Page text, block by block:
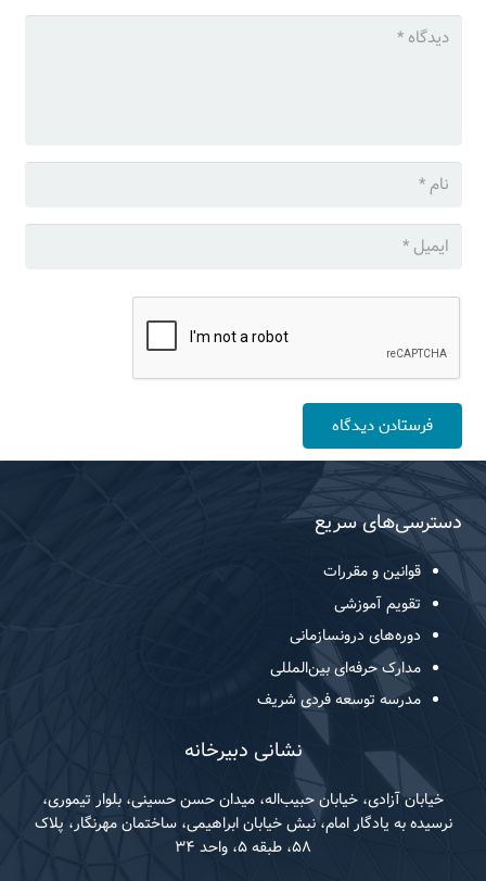
فرستادن دیدگاه
دسترسی‌های سریع
قوانین و مقررات
تقویم آموزشی
دوره‌های درونسازمانی
مدارک حرفه‌ای بین‌المللی
مدرسه توسعه فردی شریف
نشانی دبیرخانه
خیابان آزادی، خیابان حبیب‌اله، میدان حسن حسینی، بلوار تیموری،
نرسیده به یادگار امام، نبش خیابان ابراهیمی، ساختمان مهرنگار، پلاک
۵۸، طبقه ۵، واحد ۳۴